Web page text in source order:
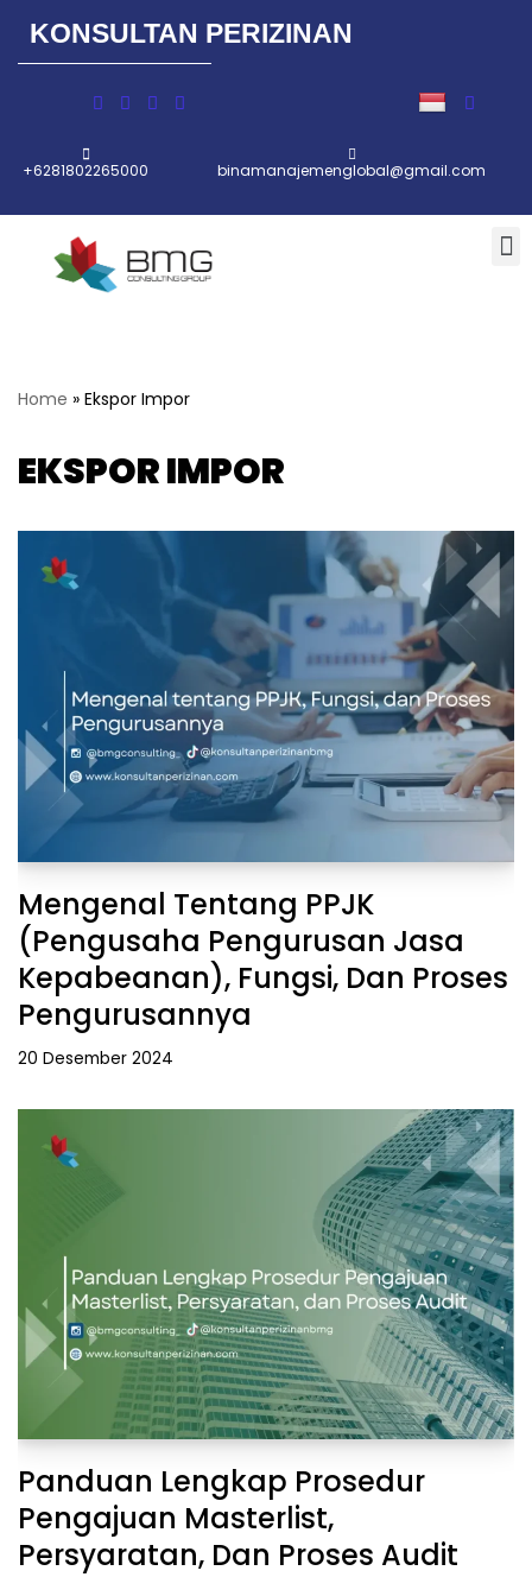
Lompat
KONSULTAN PERIZINAN
+6281802265000 binamanajemenglobal@gmail.com
Home » Ekspor Impor
EKSPOR IMPOR
Mengenal Tentang PPJK
(Pengusaha Pengurusan Jasa
Kepabeanan), Fungsi, Dan Proses
Pengurusannya
20 Desember 2024
Panduan Lengkap Prosedur
Pengajuan Masterlist,
Persyaratan, Dan Proses Audit